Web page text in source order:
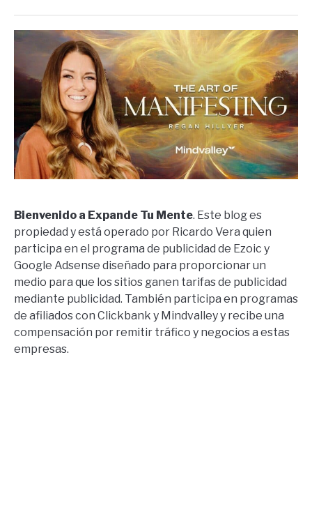
Bienvenido a Expande Tu Mente. Este blog es
propiedad y está operado por Ricardo Vera quien
participa en el programa de publicidad de Ezoic y
Google Adsense diseñado para proporcionar un
medio para que los sitios ganen tarifas de publicidad
mediante publicidad. También participa en programas
de afiliados con Clickbank y Mindvalley y recibe una
compensación por remitir tráfico y negocios a estas
empresas.